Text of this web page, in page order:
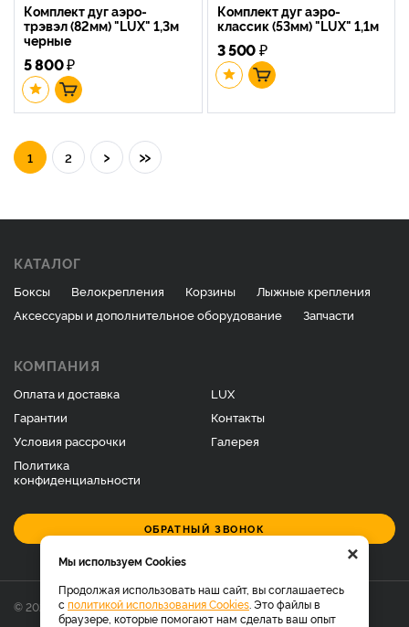
Комплект дуг аэро-
трэвэл (82мм) "LUX" 1,3м
черные
5 800₽
Комплект дуг аэро-
классик (53мм) "LUX" 1,1м
3 500₽
1 2 › »
КАТАЛОГ
Боксы Велокрепления Корзины
Лыжные крепления
Аксессуары и дополнительное оборудование
Запчасти
КОМПАНИЯ
Оплата и доставка
Гарантии
Условия рассрочки
Политика
конфиденциальности
LUX
Контакты
Галерея
ОБРАТНЫЙ ЗВОНОК
© 2026 Фирменный магазин багажников LUX.
×
Мы используем Cookies
Продолжая использовать наш сайт, вы соглашаетесь
с политикой использования Cookies . Это файлы в
браузере, которые помогают нам сделать ваш опыт